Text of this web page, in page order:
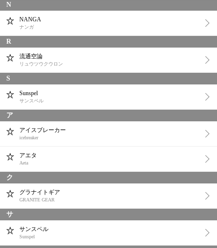
N
NANGA
ナンガ
R
流通空論
リュウツウクウロン
S
Sunspel
サンスペル
ア
アイスブレーカー
icebreaker
アエタ
Aeta
ク
グラナイトギア
GRANITE GEAR
サ
サンスペル
Sunspel